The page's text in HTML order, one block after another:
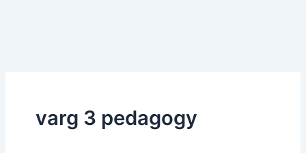
varg 3 pedagogy